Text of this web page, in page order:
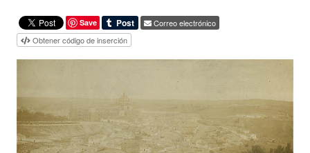
Save
Correo electrónico
Obtener código de inserción